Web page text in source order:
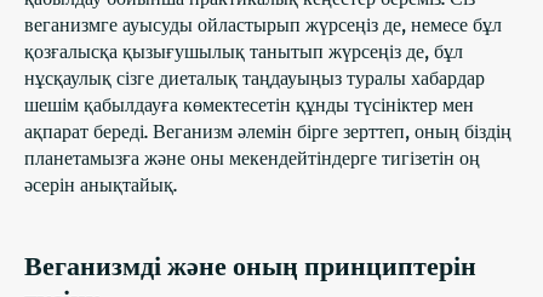
веганизмге ауысуды ойластырып жүрсеңіз де, немесе бұл
қозғалысқа қызығушылық танытып жүрсеңіз де, бұл
нұсқаулық сізге диеталық таңдауыңыз туралы хабардар
шешім қабылдауға көмектесетін құнды түсініктер мен
ақпарат береді. Веганизм әлемін бірге зерттеп, оның біздің
планетамызға және оны мекендейтіндерге тигізетін оң
әсерін анықтайық.
Веганизмді және оның принциптерін